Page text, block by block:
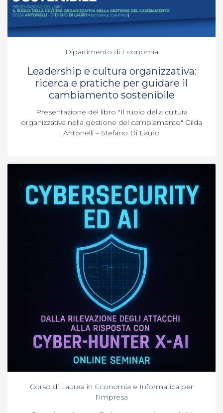
Dipartimento di Economia
Leadership e cultura organizzativa:
ricerca e pratiche per guidare il
cambiamento sostenibile
Presentazione del libro "Il ruolo della cultura
organizzativa nella gestione del cambiamento" Gilda
Antonelli – Stefano Di Lauro
Corso di Laurea in Economia e Informatica per
l'Impresa